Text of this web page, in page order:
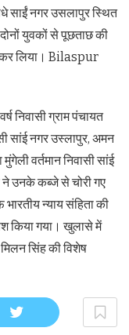
साईं नगर उसलापुर स्थित
युवकों से पूछताछ की
कर लिया। Bilaspur
निवासी ग्राम पंचायत
सांई नगर उस्लापुर, अमन
वर्तमान निवासी सांई
उनके कब्जे से चोरी गए
न्याय संहिता की
किया गया। खुलासे में
सिंह की विशेष